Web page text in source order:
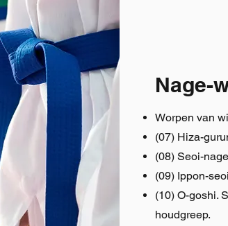
Nage-
Worpen van
(07) Hiza-
(08) Seoi-
(09) Ippon-
(10) O-goshi.
houdgreep.